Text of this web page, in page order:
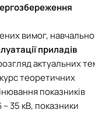
України
пам'ятки
діяльність
комплекс, лісове і
НТЗ
України
України (English)
науково-
організації
ініціатива
НУБіП України
з питань запобігання
правові акти
вимог,
приладів
актуальних
теоретичних
показників
– 35 кВ, показники